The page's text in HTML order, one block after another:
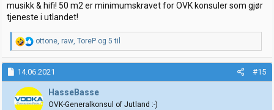
musikk & hifi! 50 m2 er minimumskravet for OVK konsuler som gjør
tjeneste i utlandet!
R
e
a
k
s
j
o
ottone, raw, ToreP og 5 til
14.06.2021 #15
HasseBasse
OVK-Generalkonsul of Jutland :-)